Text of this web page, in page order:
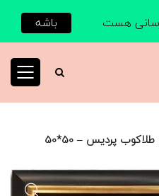
طلاکوب پردیس – 50*50
هست باشه